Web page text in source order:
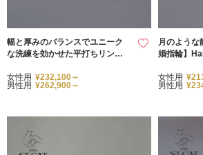
幅と厚みのバランスでユニーク
な洗練を効かせた平打ちリング
女性用 ¥232,100～
男性用 ¥262,900～
月のような
婚指輪】
女性用
男性用